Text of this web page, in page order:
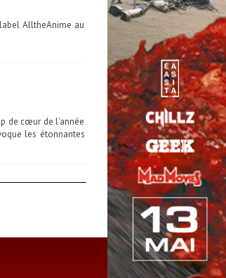
AlltheAnime au
de cœur de l'année
les étonnantes